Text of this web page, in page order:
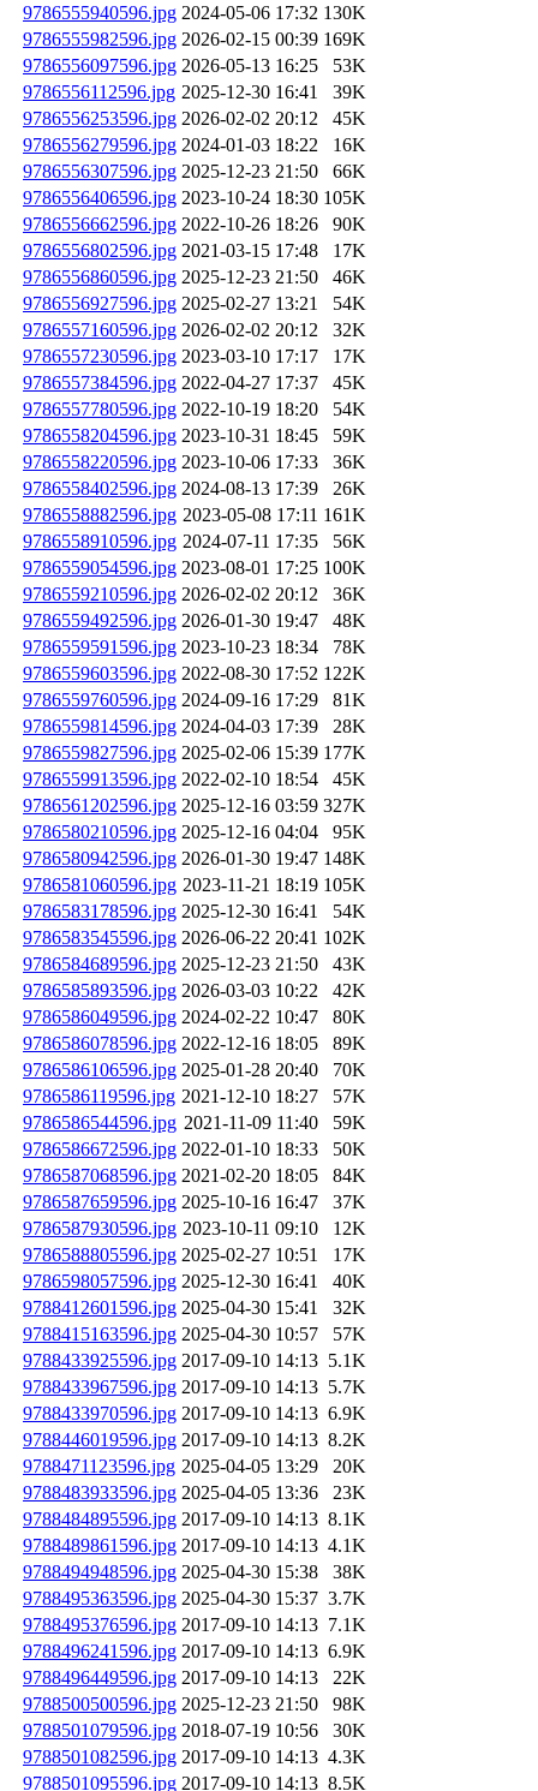
9786555940596.jpg 2024-05-06 17:32 130K
9786555982596.jpg 2026-02-15 00:39 169K
9786556097596.jpg 2026-05-13 16:25
53K
9786556112596.jpg 2025-12-30 16:41
39K
9786556253596.jpg 2026-02-02 20:12
45K
9786556279596.jpg 2024-01-03 18:22
16K
9786556307596.jpg 2025-12-23 21:50
66K
9786556406596.jpg 2023-10-24 18:30 105K
9786556662596.jpg 2022-10-26 18:26
90K
9786556802596.jpg 2021-03-15 17:48
17K
9786556860596.jpg 2025-12-23 21:50
46K
9786556927596.jpg 2025-02-27 13:21
54K
9786557160596.jpg 2026-02-02 20:12
32K
9786557230596.jpg 2023-03-10 17:17
17K
9786557384596.jpg 2022-04-27 17:37
45K
9786557780596.jpg 2022-10-19 18:20
54K
9786558204596.jpg 2023-10-31 18:45
59K
9786558220596.jpg 2023-10-06 17:33
36K
9786558402596.jpg 2024-08-13 17:39
26K
9786558882596.jpg 2023-05-08 17:11 161K
9786558910596.jpg 2024-07-11 17:35
56K
9786559054596.jpg 2023-08-01 17:25 100K
9786559210596.jpg 2026-02-02 20:12
36K
9786559492596.jpg 2026-01-30 19:47
48K
9786559591596.jpg 2023-10-23 18:34
78K
9786559603596.jpg 2022-08-30 17:52 122K
9786559760596.jpg 2024-09-16 17:29
81K
9786559814596.jpg 2024-04-03 17:39
28K
9786559827596.jpg 2025-02-06 15:39 177K
9786559913596.jpg 2022-02-10 18:54
45K
9786561202596.jpg 2025-12-16 03:59 327K
9786580210596.jpg 2025-12-16 04:04
95K
9786580942596.jpg 2026-01-30 19:47 148K
9786581060596.jpg 2023-11-21 18:19 105K
9786583178596.jpg 2025-12-30 16:41
54K
9786583545596.jpg 2026-06-22 20:41 102K
9786584689596.jpg 2025-12-23 21:50
43K
9786585893596.jpg 2026-03-03 10:22
42K
9786586049596.jpg 2024-02-22 10:47
80K
9786586078596.jpg 2022-12-16 18:05
89K
9786586106596.jpg 2025-01-28 20:40
70K
9786586119596.jpg 2021-12-10 18:27
57K
9786586544596.jpg 2021-11-09 11:40
59K
9786586672596.jpg 2022-01-10 18:33
50K
9786587068596.jpg 2021-02-20 18:05
84K
9786587659596.jpg 2025-10-16 16:47
37K
9786587930596.jpg 2023-10-11 09:10
12K
9786588805596.jpg 2025-02-27 10:51
17K
9786598057596.jpg 2025-12-30 16:41
40K
9788412601596.jpg 2025-04-30 15:41
32K
9788415163596.jpg 2025-04-30 10:57
57K
9788433925596.jpg 2017-09-10 14:13 5.1K
9788433967596.jpg 2017-09-10 14:13 5.7K
9788433970596.jpg 2017-09-10 14:13 6.9K
9788446019596.jpg 2017-09-10 14:13 8.2K
9788471123596.jpg 2025-04-05 13:29
20K
9788483933596.jpg 2025-04-05 13:36
23K
9788484895596.jpg 2017-09-10 14:13 8.1K
9788489861596.jpg 2017-09-10 14:13 4.1K
9788494948596.jpg 2025-04-30 15:38
38K
9788495363596.jpg 2025-04-30 15:37 3.7K
9788495376596.jpg 2017-09-10 14:13 7.1K
9788496241596.jpg 2017-09-10 14:13 6.9K
9788496449596.jpg 2017-09-10 14:13
22K
9788500500596.jpg 2025-12-23 21:50
98K
9788501079596.jpg 2018-07-19 10:56
30K
9788501082596.jpg 2017-09-10 14:13 4.3K
9788501095596.jpg 2017-09-10 14:13 8.5K